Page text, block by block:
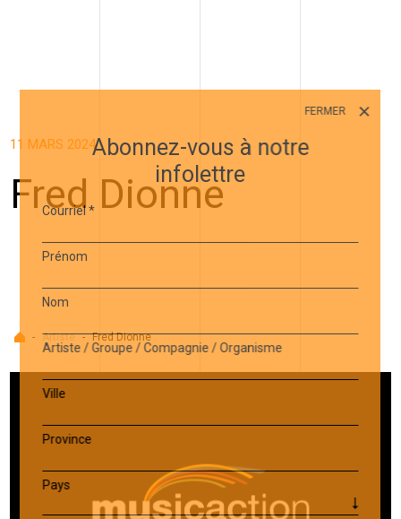
11 MARS 2024
Fred Dionne
Accueil
- Artiste - Fred Dionne
FERMER
Abonnez-vous à notre
infolettre
Courriel*
Prénom
Nom
Artiste / Groupe / Compagnie / Organisme
Ville
Province
Pays